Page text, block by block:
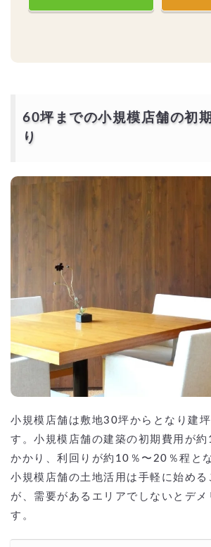
60坪までの小規模店舗の初
り
小規模店舗は敷地30坪からとなり建
す。小規模店舗の建築の初期費用が
かかり、利回りが約10％〜20％程と
小規模店舗の土地活用は手軽に始める
が、需要があるエリアでしないとデメ
す。